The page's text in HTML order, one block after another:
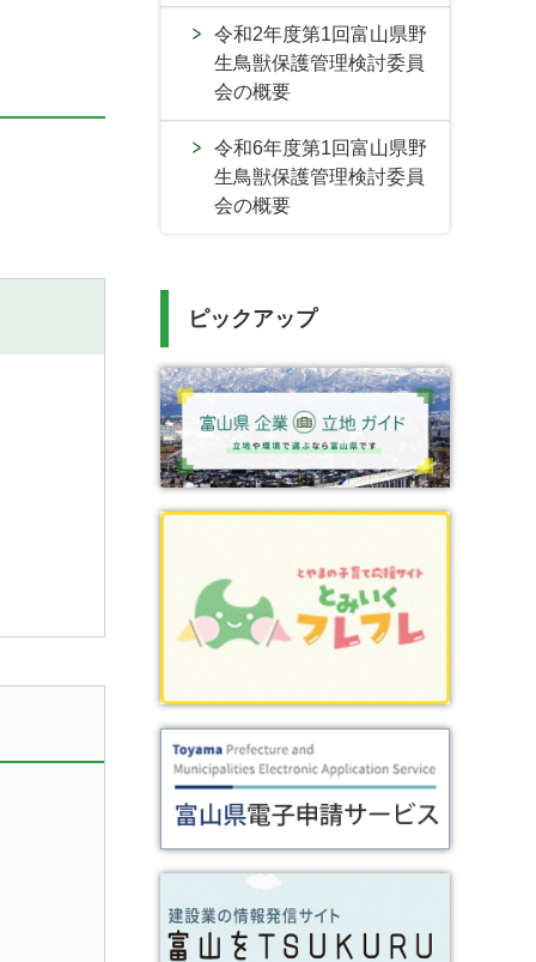
令和2年度第1回富山県野
生鳥獣保護管理検討委員
会の概要
令和6年度第1回富山県野
生鳥獣保護管理検討委員
会の概要
ピックアップ